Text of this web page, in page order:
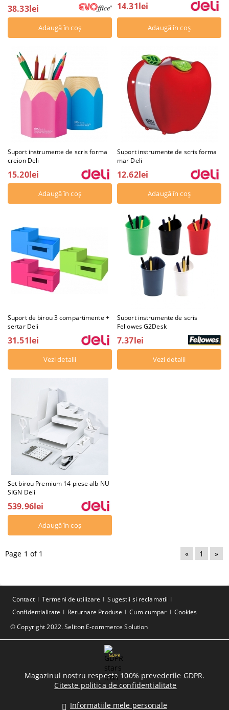
38.33lei 14.31lei
Suport instrumente de scris forma
creion Deli
15.20lei
Suport instrumente de scris forma
mar Deli
12.62lei
Suport de birou 3 compartimente +
sertar Deli
31.51lei
Vezi detalii
Suport instrumente de scris
Fellowes G2Desk
7.37lei
Vezi detalii
Set birou Premium 14 piese alb NU
SIGN Deli
539.96lei
Page 1 of 1 « 1 »
© Copyright 2022. Seliton E-commerce Solution
Contact Termeni de utilizare
Sugestii si reclamatii
Confidentialitate
Returnare Produse Cum cumpar Cookies
GDPR
Magazinul nostru respecta 100% prevederile GDPR.
Citeste politica de confidentialitate
Informatiile mele personale